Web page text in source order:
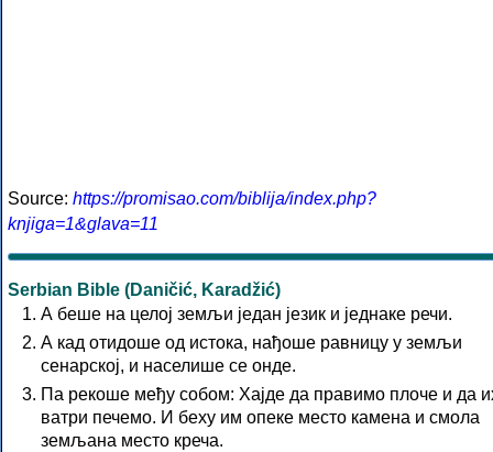
Source: https://promisao.com/biblija/index.php?
knjiga=1&glava=11
Serbian Bible (Daničić, Karadžić)
А беше на целој земљи један језик и једнаке речи.
А кад отидоше од истока, нађоше равницу у земљи
сенарској, и населише се онде.
Па рекоше међу собом: Хајде да правимо плоче и да
ватри печемо. И беху им опеке место камена и смола
земљана место креча.